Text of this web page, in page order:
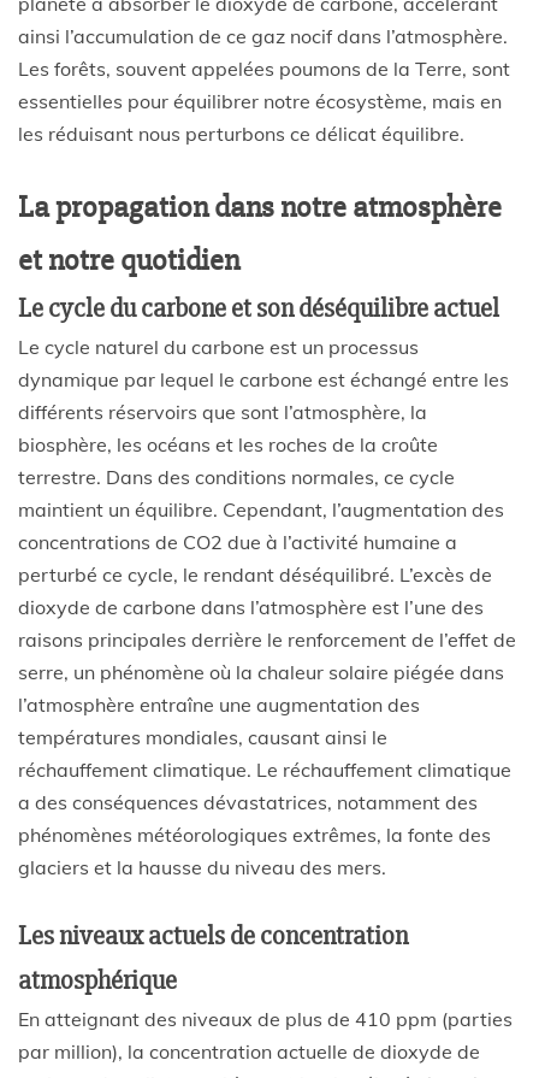
ainsi l’accumulation de ce gaz nocif dans l’atmosphère.
Les forêts, souvent appelées poumons de la Terre, sont
essentielles pour équilibrer notre écosystème, mais en
les réduisant nous perturbons ce délicat équilibre.
La propagation dans notre atmosphère
et notre quotidien
Le cycle du carbone et son déséquilibre actuel
Le cycle naturel du carbone est un processus
dynamique par lequel le carbone est échangé entre les
différents réservoirs que sont l’atmosphère, la
biosphère, les océans et les roches de la croûte
terrestre. Dans des conditions normales, ce cycle
maintient un équilibre. Cependant, l’augmentation des
concentrations de CO2 due à l’activité humaine a
perturbé ce cycle, le rendant déséquilibré. L’excès de
dioxyde de carbone dans l’atmosphère est l’une des
raisons principales derrière le renforcement de l’effet de
serre, un phénomène où la chaleur solaire piégée dans
l’atmosphère entraîne une augmentation des
températures mondiales, causant ainsi le
réchauffement climatique. Le réchauffement climatique
a des conséquences dévastatrices, notamment des
phénomènes météorologiques extrêmes, la fonte des
glaciers et la hausse du niveau des mers.
Les niveaux actuels de concentration
atmosphérique
En atteignant des niveaux de plus de 410 ppm (parties
par million), la concentration actuelle de dioxyde de